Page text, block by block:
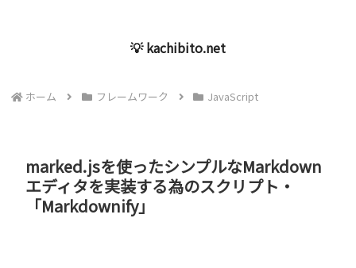
💡 kachibito.net
ホーム フレームワーク JavaScript
marked.jsを使ったシンプルなMarkdown
エディタを実装する為のスクリプト・
「Markdownify」